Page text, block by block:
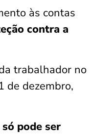
às contas
contra a
trabalhador no
de dezembro,
pode ser